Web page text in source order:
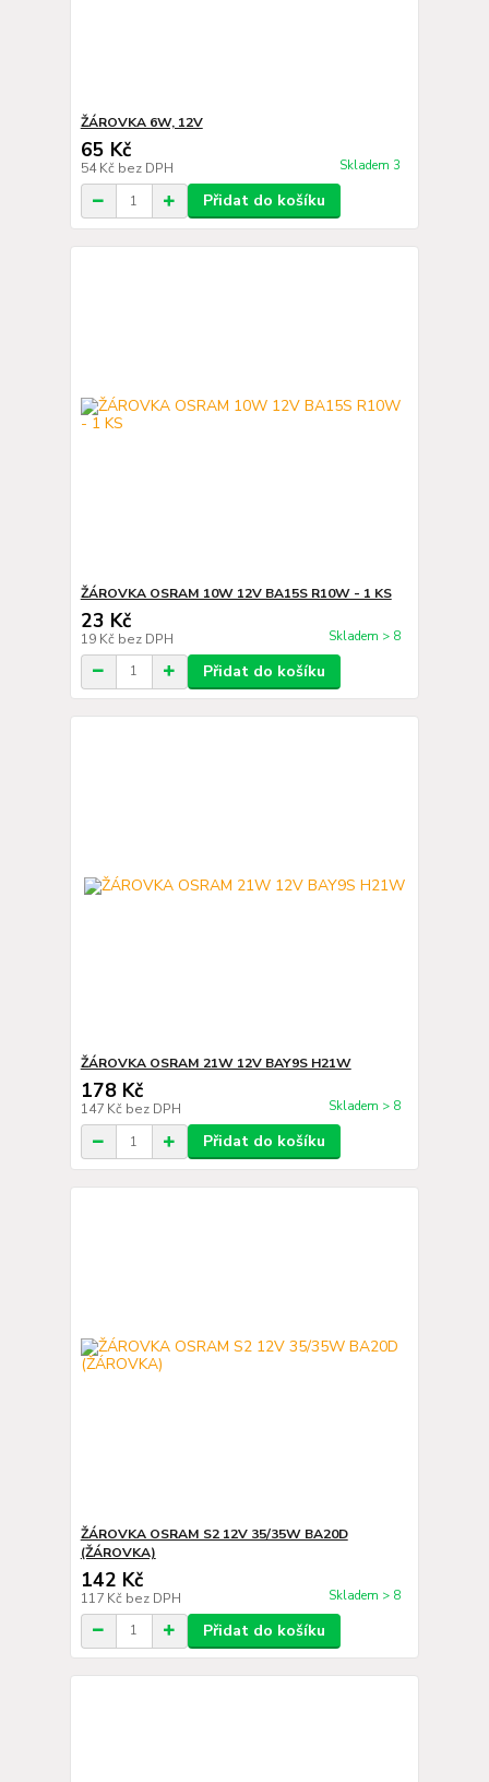
ŽÁROVKA 6W, 12V
65 Kč
54 Kč bez DPH Skladem 3
Přidat do košíku
ŽÁROVKA OSRAM 10W 12V BA15S R10W - 1 KS
23 Kč
19 Kč bez DPH Skladem > 8
Přidat do košíku
ŽÁROVKA OSRAM 21W 12V BAY9S H21W
178 Kč
147 Kč bez DPH Skladem > 8
Přidat do košíku
ŽÁROVKA OSRAM S2 12V 35/35W BA20D
(ŽÁROVKA)
142 Kč
117 Kč bez DPH Skladem > 8
Přidat do košíku